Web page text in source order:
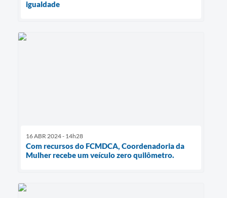
igualdade
16 ABR 2024 - 14h28
Com recursos do FCMDCA, Coordenadoria da
Mulher recebe um veículo zero quilômetro.